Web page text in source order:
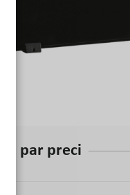
par preci